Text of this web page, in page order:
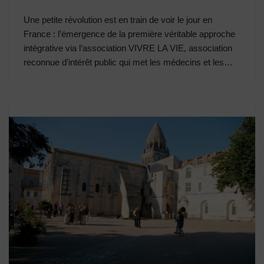
Une petite révolution est en train de voir le jour en
France : l’émergence de la première véritable approche
intégrative via l’association VIVRE LA VIE, association
reconnue d’intérêt public qui met les médecins et les…